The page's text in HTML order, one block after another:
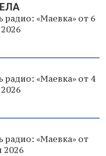
радио: «Маевка» от 6
радио: «Маевка» от 4
радио: «Маевка» от
2026